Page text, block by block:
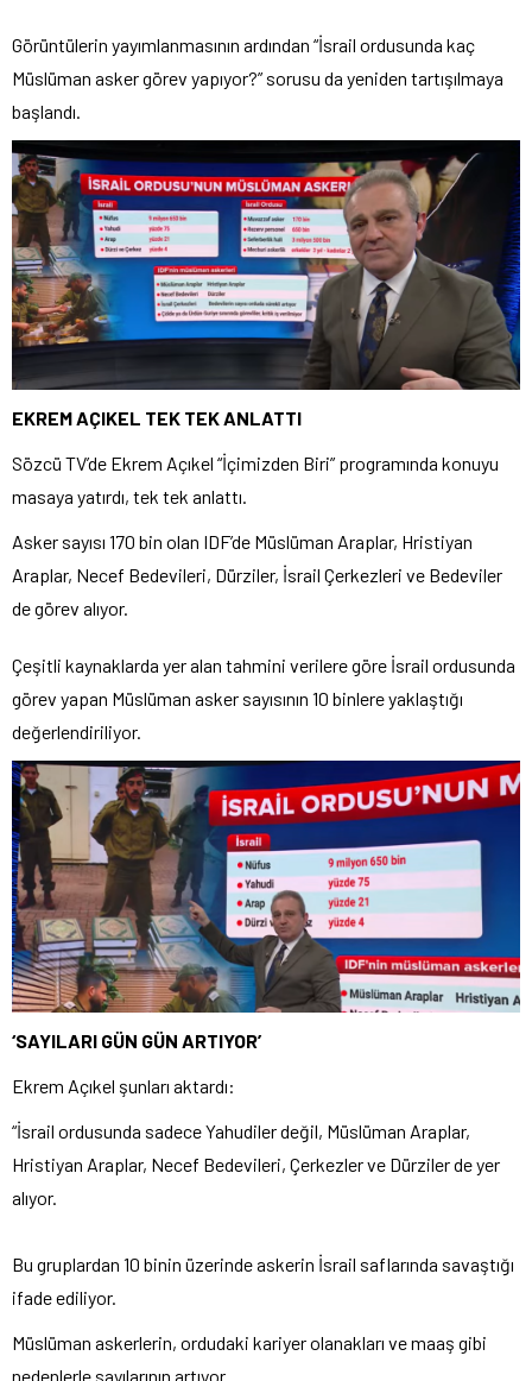
Görüntülerin yayımlanmasının ardından “İsrail ordusunda kaç
Müslüman asker görev yapıyor?” sorusu da yeniden tartışılmaya
başlandı.
EKREM AÇIKEL TEK TEK ANLATTI
Sözcü TV’de Ekrem Açıkel “İçimizden Biri” programında konuyu
masaya yatırdı, tek tek anlattı.
Asker sayısı 170 bin olan IDF’de Müslüman Araplar, Hristiyan
Araplar, Necef Bedevileri, Dürziler, İsrail Çerkezleri ve Bedeviler
de görev alıyor.
Çeşitli kaynaklarda yer alan tahmini verilere göre İsrail ordusunda
görev yapan Müslüman asker sayısının 10 binlere yaklaştığı
değerlendiriliyor.
‘SAYILARI GÜN GÜN ARTIYOR’
Ekrem Açıkel şunları aktardı:
“İsrail ordusunda sadece Yahudiler değil, Müslüman Araplar,
Hristiyan Araplar, Necef Bedevileri, Çerkezler ve Dürziler de yer
alıyor.
Bu gruplardan 10 binin üzerinde askerin İsrail saflarında savaştığı
ifade ediliyor.
Müslüman askerlerin, ordudaki kariyer olanakları ve maaş gibi
nedenlerle sayılarının artıyor.